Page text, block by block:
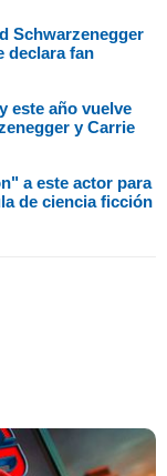
Schwarzenegger
declara fan
este año vuelve
y Carrie
a este actor para
de ciencia ficción